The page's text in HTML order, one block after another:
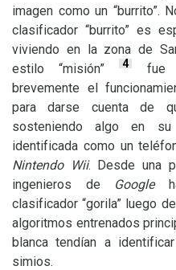
imagen como un “burrito”.
clasificador “burrito” es
viviendo en la zona de
estilo “misión” 4
fue
brevemente el
para darse cuenta de
sosteniendo algo en su
identificada como un
Nintendo Wii. Desde una
ingenieros de
Google
clasificador “gorila” luego
algoritmos entrenados
blanca tendían a
simios.